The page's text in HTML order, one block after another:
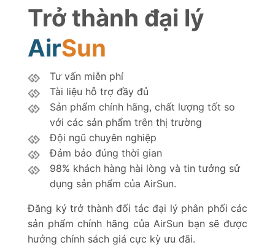
Trở thành đại lý
AirSun
Tư vấn miễn phí
Tài liệu hỗ trợ đầy đủ
Sản phẩm chính hãng, chất lượng tốt so
với các sản phẩm trên thị trường
Đội ngũ chuyên nghiệp
Đảm bảo đúng thời gian
98% khách hàng hài lòng và tin tưởng sử
dụng sản phẩm của AirSun.
Đăng ký trở thành đối tác đại lý phân phối các
sản phẩm chính hãng của AirSun bạn sẽ được
hưởng chính sách giá cực kỳ ưu đãi.